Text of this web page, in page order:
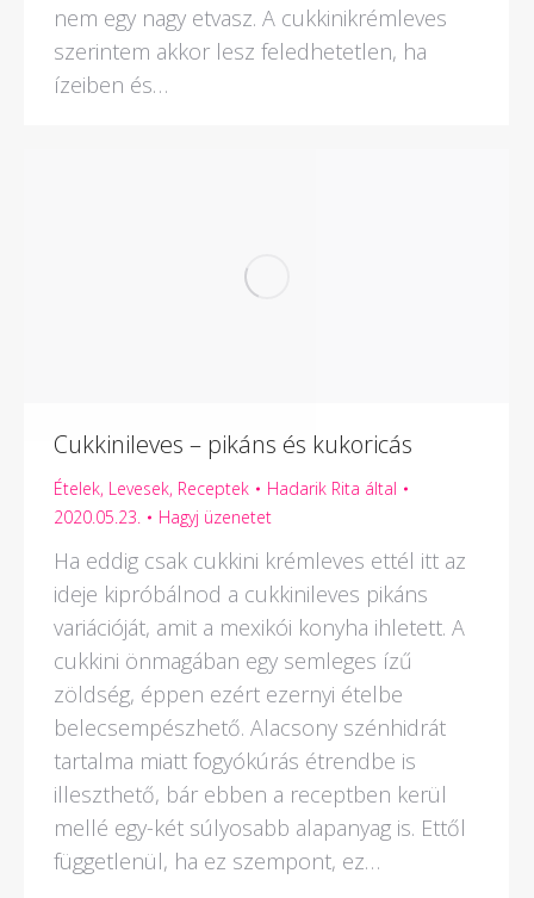
nem egy nagy etvasz. A cukkinikrémleves
szerintem akkor lesz feledhetetlen, ha
ízeiben és…
Cukkinileves – pikáns és kukoricás
Ételek, Levesek, Receptek Hadarik Rita által
2020.05.23.
Hagyj üzenetet
Ha eddig csak cukkini krémleves ettél itt az
ideje kipróbálnod a cukkinileves pikáns
variációját, amit a mexikói konyha ihletett. A
cukkini önmagában egy semleges ízű
zöldség, éppen ezért ezernyi ételbe
belecsempészhető. Alacsony szénhidrát
tartalma miatt fogyókúrás étrendbe is
illeszthető, bár ebben a receptben kerül
mellé egy-két súlyosabb alapanyag is. Ettől
függetlenül, ha ez szempont, ez…